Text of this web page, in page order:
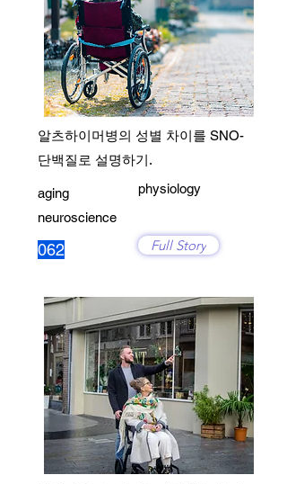
알츠하이머병의 성별 차이를 SNO-
단백질로 설명하기.
aging
neuroscience
062
physiology
Full Story